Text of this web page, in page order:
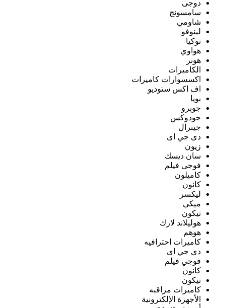
دوجى
سامسونج
شاومي
لينوفو
نوكيا
هواوي
هونر
الكاميرات
اكسسوارات كاميرات
اف اكس ستوديو
بويا
جوبرو
جودوكس
جينرال
دى جي اى
زيون
سان ديسك
فوجى فيلم
كاميلون
كانون
ليكسر
ميكي
نيكون
هوليلاند لارك
هوهم
كاميرات احترافيه
دى جي اى
فوجي فيلم
كانون
نيكون
كاميرات مراقبه
الأجهزة الإلكترونية